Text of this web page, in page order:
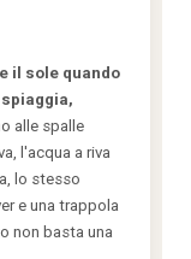
il sole quando
alle spalle
l'acqua a riva
lo stesso
e una trappola
non basta una